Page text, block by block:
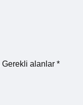
Gerekli alanlar *